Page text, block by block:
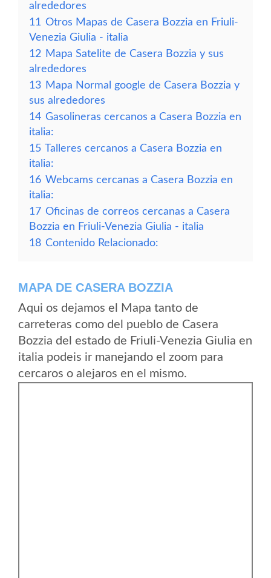
alrededores
11 Otros Mapas de Casera Bozzia en Friuli-
Venezia Giulia - italia
12 Mapa Satelite de Casera Bozzia y sus
alrededores
13 Mapa Normal google de Casera Bozzia y
sus alrededores
14 Gasolineras cercanos a Casera Bozzia en
italia:
15 Talleres cercanos a Casera Bozzia en
italia:
16 Webcams cercanas a Casera Bozzia en
italia:
17 Oficinas de correos cercanas a Casera
Bozzia en Friuli-Venezia Giulia - italia
18 Contenido Relacionado:
MAPA DE CASERA BOZZIA
Aqui os dejamos el Mapa tanto de
carreteras como del pueblo de Casera
Bozzia del estado de Friuli-Venezia Giulia en
italia podeis ir manejando el zoom para
cercaros o alejaros en el mismo.